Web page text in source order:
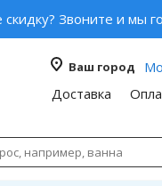
скидку? Звоните и мы
Ваш город
Доставка